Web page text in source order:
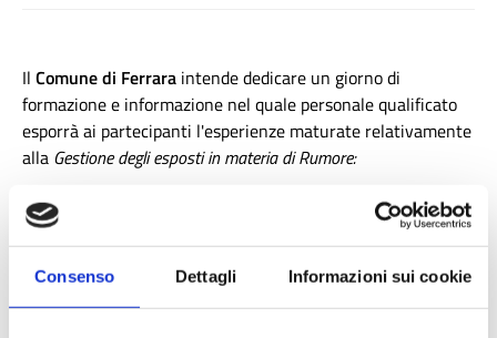
Consenso Dettagli Informazioni sui cookie
Il Comune di Ferrara intende dedicare un giorno di
formazione e informazione nel quale personale qualificato
esporrà ai partecipanti l'esperienze maturate relativamente
alla Gestione degli esposti in materia di Rumore:
in acustica che potrà dare semplici indicazioni sulla lettura
dei contenuti di una VIAC redatta da un tecnico in acustica
e sui contenuti che la VIAC dovrà contenere, al fine di
gestire internamente al Comune la